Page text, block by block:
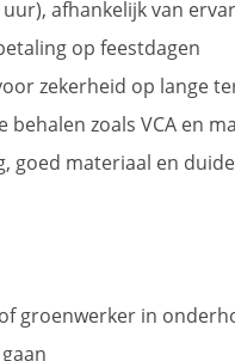
afhankelijk van
op feestdagen
zekerheid op lange
zoals VCA en
goed materiaal en
groenwerker in